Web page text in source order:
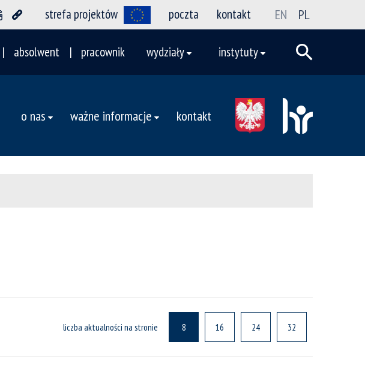
strefa projektów poczta kontakt EN PL
absolwent pracownik wydziały instytuty
o nas ważne informacje kontakt
liczba aktualności na stronie 8 16 24 32